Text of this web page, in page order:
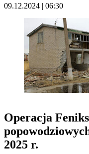
09.12.2024 | 06:30
Operacja
2025 r.